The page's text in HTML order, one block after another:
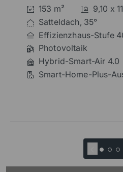
Grundstücke.
besondere Fensteroptik:
und Oberlichtelemente
Haus das gewisse Etwas.
153 m²
9,10 x
Satteldach, 35°
Effizienzhaus-Stufe
Photovoltaik
Hybrid-Smart-Air 4.0
Smart-Home-Plus-